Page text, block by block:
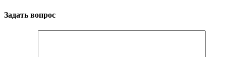
Задать вопрос